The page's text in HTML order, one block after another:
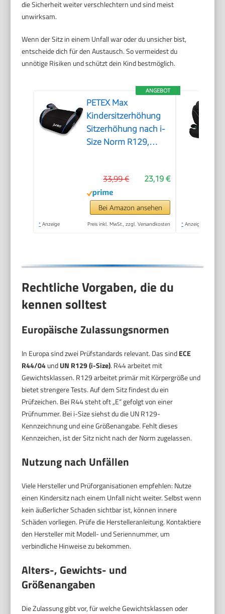
die Sicherheit weiter verschlechtern und sind meist
unwirksam.
Wenn der Sitz in einem Unfall war oder du unsicher bist,
entscheide dich für den Austausch. So vermeidest du
unnötige Risiken und schützt dein Kind bestmöglich.
ANGEBOT
PETEX Max
Kindersitzerhöhung
Sitzerhöhung nach i-
Size Norm R129,
23,19 €
33,99 €
Bei Amazon ansehen
* Anzeige Preis inkl. MwSt., zzgl. Versandkosten * Anzeige
Rechtliche Vorgaben, die du
kennen solltest
Europäische Zulassungsnormen
In Europa sind zwei Prüfstandards relevant. Das sindECE
R44/04undUN R129 (i-Size). R44 arbeitet mit
Gewichtsklassen. R129 arbeitet primär mit Körpergröße und
bietet strengere Tests. Auf dem Sitz findest du ein
Prüfzeichen. Bei R44 steht oft „E“ gefolgt von einer
Prüfnummer. Bei i-Size siehst du die UN R129-
Kennzeichnung und eine Größenangabe. Fehlt dieses
Kennzeichen, ist der Sitz nicht nach der Norm zugelassen.
Nutzung nach Unfällen
Viele Hersteller und Prüforganisationen empfehlen: Nutze
einen Kindersitz nach einem Unfall nicht weiter. Selbst wenn
kein äußerlicher Schaden sichtbar ist, können innere
Schäden vorliegen. Prüfe die Herstelleranleitung. Kontaktiere
den Hersteller mit Modell- und Seriennummer, um
verbindliche Hinweise zu bekommen.
Alters-, Gewichts- und
Größenangaben
Die Zulassung gibt vor, für welche Gewichtsklassen oder